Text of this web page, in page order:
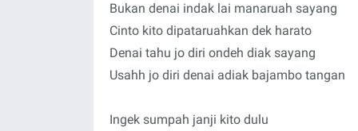
Bukan denai indak lai manaruah sayang
Cinto kito dipataruahkan dek harato
Denai tahu jo diri ondeh diak sayang
Usahh jo diri denai adiak bajambo tangan
Ingek sumpah janji kito dulu